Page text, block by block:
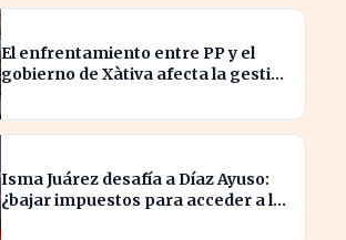
El enfrentamiento entre PP y el
gobierno de Xàtiva afecta la gestión
Isma Juárez desafía a Díaz Ayuso:
¿bajar impuestos para acceder a la